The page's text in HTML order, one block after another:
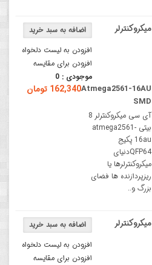
افزودن به لیست دلخواه
افزودن برای مقایسه
موجودی : 0
162,340 تومان
میکروکنترلر
Atmega2561-16AU
SMD
آی سی میکروکنترلر 8
بیتی atmega2561-
16au پکیج
QFP64دنیای
میکروکنترلرها یا
ریزپردازنده ها فضای
بزرگ و..
افزودن به لیست دلخواه
افزودن برای مقایسه
میکروکنترلر